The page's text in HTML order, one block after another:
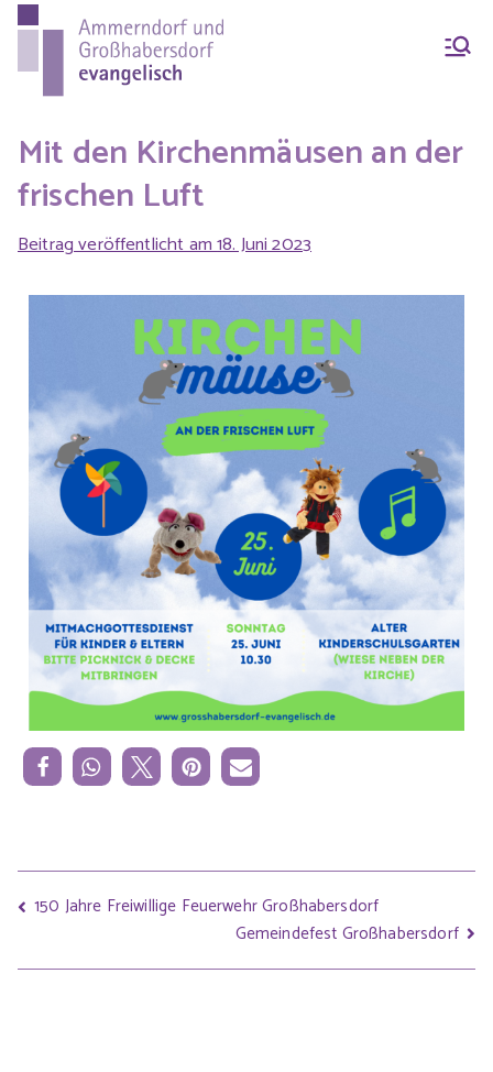
Ammern
dorf &
Großhab
ersdorf
evangeli
sch
Großhabersdorf
Mit den Kirchenmäusen an der
frischen Luft
Beitrag veröffentlicht am18. Juni 2023
150 Jahre Freiwillige Feuerwehr Großhabersdorf
Gemeindefest Großhabersdorf